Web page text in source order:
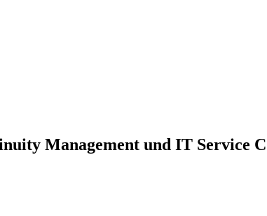
Management und IT Service